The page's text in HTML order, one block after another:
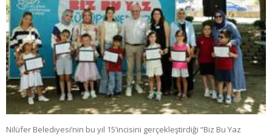
Nilüfer Belediyesi’nin bu yıl 15’incisini gerçekleştirdiği “Biz Bu Yaz